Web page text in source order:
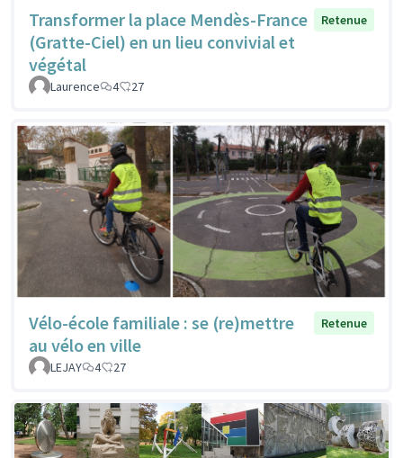
Transformer la place Mendès-France
(Gratte-Ciel) en un lieu convivial et
végétal
Retenue
Laurence 4 27
Vélo-école familiale : se (re)mettre
au vélo en ville
Retenue
LEJAY 4 27